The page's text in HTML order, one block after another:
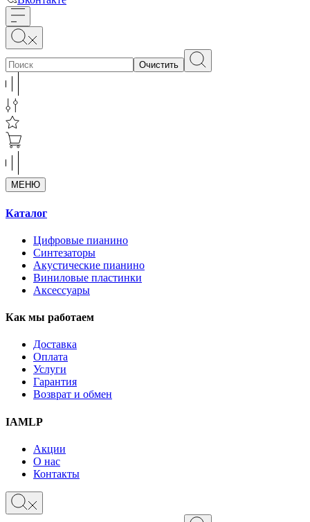
Очистить
МЕНЮ
Каталог
Цифровые пианино
Синтезаторы
Акустические пианино
Виниловые пластинки
Аксессуары
Как мы работаем
Доставка
Оплата
Услуги
Гарантия
Возврат и обмен
IAMLP
Акции
О нас
Контакты